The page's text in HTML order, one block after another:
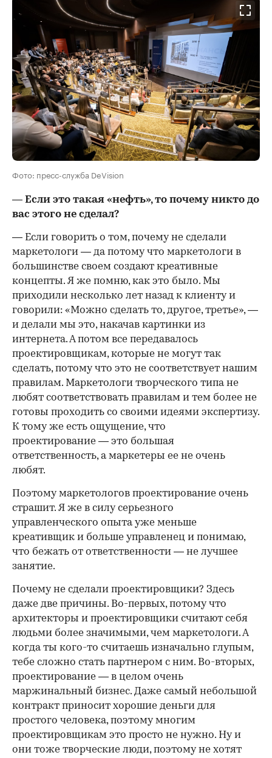
Фото: пресс-служба DeVision
— Если это такая «нефть», то почему никто до
вас этого не сделал?
— Если говорить о том, почему не сделали
маркетологи — да потому что маркетологи в
большинстве своем создают креативные
концепты. Я же помню, как это было. Мы
приходили несколько лет назад к клиенту и
говорили: «Можно сделать то, другое, третье», —
и делали мы это, накачав картинки из
интернета. А потом все передавалось
проектировщикам, которые не могут так
сделать, потому что это не соответствует нашим
правилам. Маркетологи творческого типа не
любят соответствовать правилам и тем более не
готовы проходить со своими идеями экспертизу.
К тому же есть ощущение, что
проектирование — это большая
ответственность, а маркетеры ее не очень
любят.
Поэтому маркетологов проектирование очень
страшит. Я же в силу серьезного
управленческого опыта уже меньше
креативщик и больше управленец и понимаю,
что бежать от ответственности — не лучшее
занятие.
Почему не сделали проектировщики? Здесь
даже две причины. Во-первых, потому что
архитекторы и проектировщики считают себя
людьми более значимыми, чем маркетологи. А
когда ты кого-то считаешь изначально глупым,
тебе сложно стать партнером с ним. Во-вторых,
проектирование — в целом очень
маржинальный бизнес. Даже самый небольшой
контракт приносит хорошие деньги для
простого человека, поэтому многим
проектировщикам это просто не нужно. Ну и
они тоже творческие люди, поэтому не хотят